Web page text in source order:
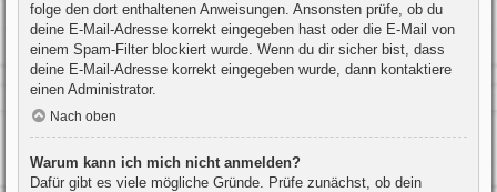
folge den dort enthaltenen Anweisungen. Ansonsten prüfe, ob du
deine E-Mail-Adresse korrekt eingegeben hast oder die E-Mail von
einem Spam-Filter blockiert wurde. Wenn du dir sicher bist, dass
deine E-Mail-Adresse korrekt eingegeben wurde, dann kontaktiere
einen Administrator.
Nach oben
Warum kann ich mich nicht anmelden?
Dafür gibt es viele mögliche Gründe. Prüfe zunächst, ob dein